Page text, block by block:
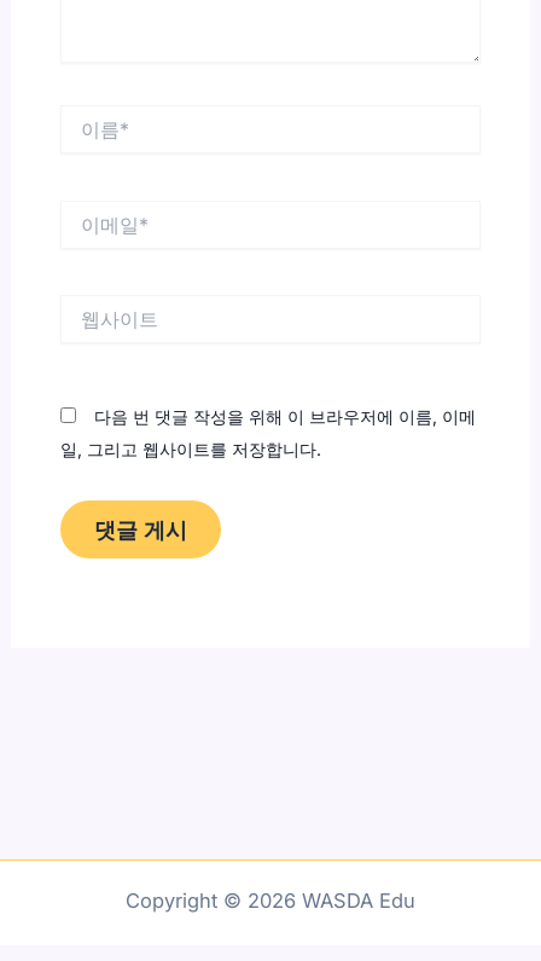
다음 번 댓글 작성을 위해 이 브라우저에 이름, 이메
일, 그리고 웹사이트를 저장합니다.
Copyright © 2026 WASDA Edu